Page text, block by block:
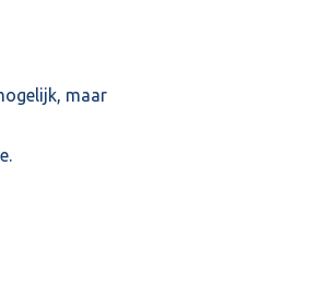
maar